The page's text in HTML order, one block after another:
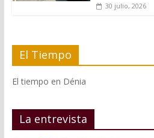
30 julio, 2026
El Tiempo
El tiempo en Dénia
La entrevista